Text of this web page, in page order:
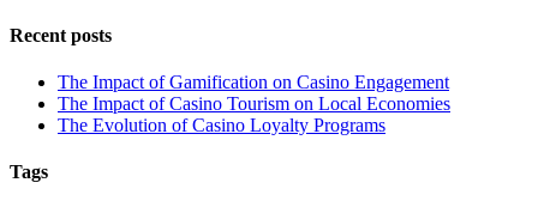
Recent posts
The Impact of Gamification on Casino Engagement
The Impact of Casino Tourism on Local Economies
The Evolution of Casino Loyalty Programs
Tags